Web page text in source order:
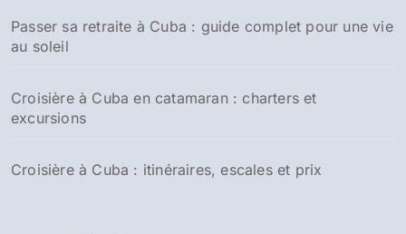
Passer sa retraite à Cuba : guide complet pour une vie
au soleil
Croisière à Cuba en catamaran : charters et
excursions
Croisière à Cuba : itinéraires, escales et prix